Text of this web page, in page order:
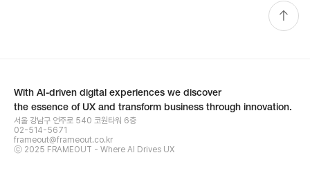
With AI-driven digital experiences we discover
the essence of UX and transform business through innovation.
서울 강남구 언주로 540 코원타워 6층
02-514-5671
frameout@frameout.co.kr
ⓒ 2025 FRAMEOUT - Where AI Drives UX